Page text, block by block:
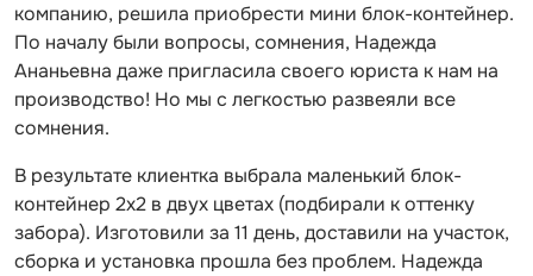
компанию, решила приобрести мини блок-контейнер.
По началу были вопросы, сомнения, Надежда
Ананьевна даже пригласила своего юриста к нам на
производство! Но мы с легкостью развеяли все
сомнения.
В результате клиентка выбрала маленький блок-
контейнер 2х2 в двух цветах (подбирали к оттенку
забора). Изготовили за 11 день, доставили на участок,
сборка и установка прошла без проблем. Надежда